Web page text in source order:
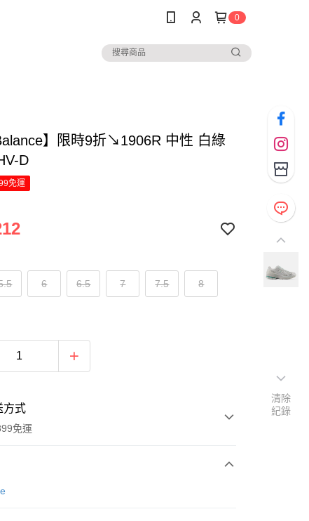
0
】限時9折↘1906R 中性 白綠
D
免運
6 6.5 7 7.5 8
方式
免運
款
清除
紀錄